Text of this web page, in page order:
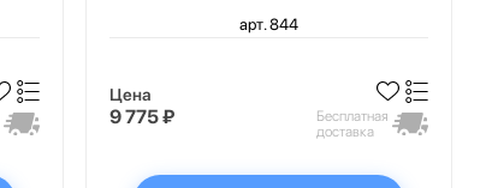
арт. 844
Цена
9 775 ₽
Бесплатная
доставка